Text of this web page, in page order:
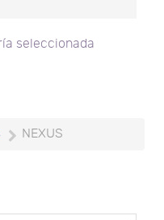
seleccionada
NEXUS